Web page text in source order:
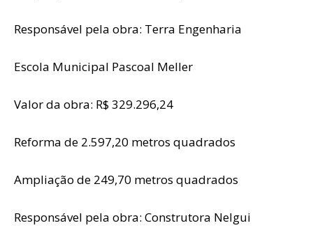
Responsável pela obra: Terra Engenharia
Escola Municipal Pascoal Meller
Valor da obra: R$ 329.296,24
Reforma de 2.597,20 metros quadrados
Ampliação de 249,70 metros quadrados
Responsável pela obra: Construtora Nelgui